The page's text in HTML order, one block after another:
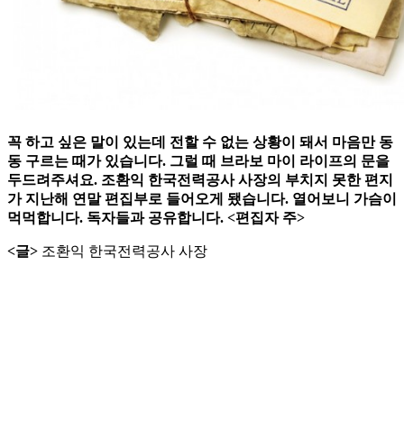
꼭 하고 싶은 말이 있는데 전할 수 없는 상황이 돼서 마음만 동
동 구르는 때가 있습니다. 그럴 때 브라보 마이 라이프의 문을
두드려주셔요. 조환익 한국전력공사 사장의 부치지 못한 편지
가 지난해 연말 편집부로 들어오게 됐습니다. 열어보니 가슴이
먹먹합니다. 독자들과 공유합니다. <편집자 주>
<글> 조환익 한국전력공사 사장